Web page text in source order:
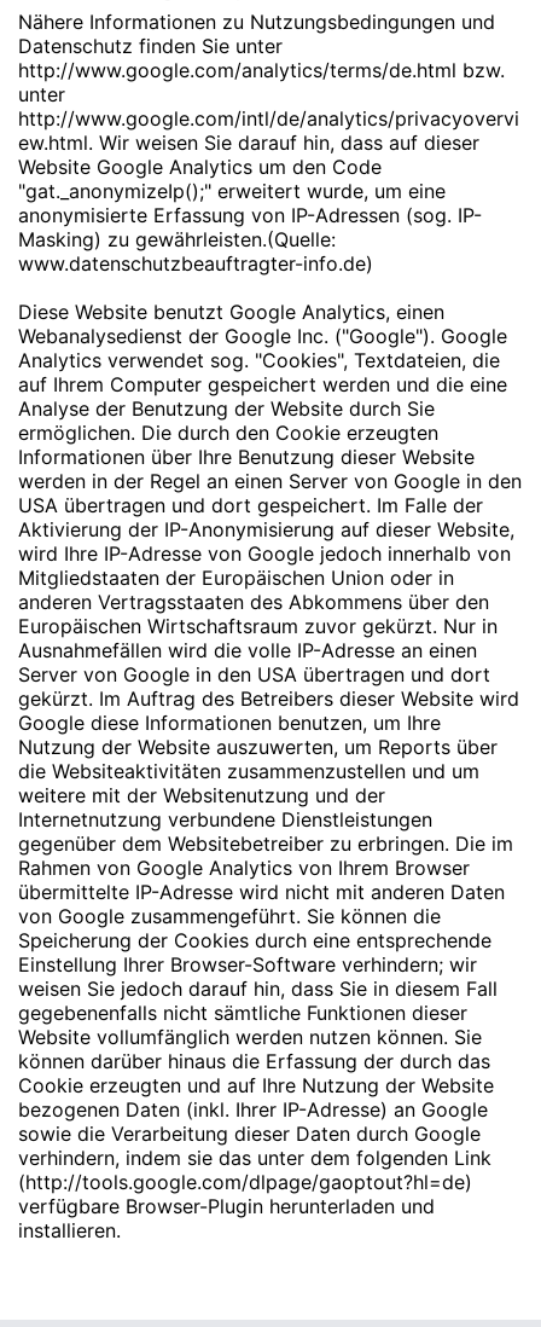
Nähere Informationen zu Nutzungsbedingungen und
Datenschutz finden Sie unter
http://www.google.com/analytics/terms/de.html bzw.
unter
http://www.google.com/intl/de/analytics/privacyovervi
ew.html. Wir weisen Sie darauf hin, dass auf dieser
Website Google Analytics um den Code
"gat._anonymizeIp();" erweitert wurde, um eine
anonymisierte Erfassung von IP-Adressen (sog. IP-
Masking) zu gewährleisten.(Quelle:
www.datenschutzbeauftragter-info.de)
Diese Website benutzt Google Analytics, einen
Webanalysedienst der Google Inc. ("Google"). Google
Analytics verwendet sog. "Cookies", Textdateien, die
auf Ihrem Computer gespeichert werden und die eine
Analyse der Benutzung der Website durch Sie
ermöglichen. Die durch den Cookie erzeugten
Informationen über Ihre Benutzung dieser Website
werden in der Regel an einen Server von Google in den
USA übertragen und dort gespeichert. Im Falle der
Aktivierung der IP-Anonymisierung auf dieser Website,
wird Ihre IP-Adresse von Google jedoch innerhalb von
Mitgliedstaaten der Europäischen Union oder in
anderen Vertragsstaaten des Abkommens über den
Europäischen Wirtschaftsraum zuvor gekürzt. Nur in
Ausnahmefällen wird die volle IP-Adresse an einen
Server von Google in den USA übertragen und dort
gekürzt. Im Auftrag des Betreibers dieser Website wird
Google diese Informationen benutzen, um Ihre
Nutzung der Website auszuwerten, um Reports über
die Websiteaktivitäten zusammenzustellen und um
weitere mit der Websitenutzung und der
Internetnutzung verbundene Dienstleistungen
gegenüber dem Websitebetreiber zu erbringen. Die im
Rahmen von Google Analytics von Ihrem Browser
übermittelte IP-Adresse wird nicht mit anderen Daten
von Google zusammengeführt. Sie können die
Speicherung der Cookies durch eine entsprechende
Einstellung Ihrer Browser-Software verhindern; wir
weisen Sie jedoch darauf hin, dass Sie in diesem Fall
gegebenenfalls nicht sämtliche Funktionen dieser
Website vollumfänglich werden nutzen können. Sie
können darüber hinaus die Erfassung der durch das
Cookie erzeugten und auf Ihre Nutzung der Website
bezogenen Daten (inkl. Ihrer IP-Adresse) an Google
sowie die Verarbeitung dieser Daten durch Google
verhindern, indem sie das unter dem folgenden Link
(http://tools.google.com/dlpage/gaoptout?hl=de)
verfügbare Browser-Plugin herunterladen und
installieren.